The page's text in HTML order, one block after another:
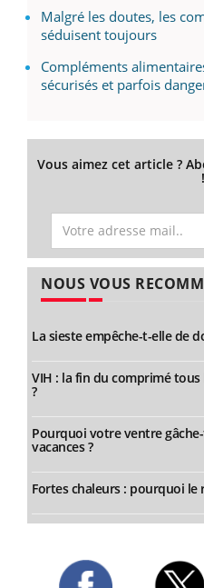
Malgré les doutes, les
séduisent toujours
Compléments
sécurisés et parfois
Vous aimez cet article ?
!
NOUS VOUS
La sieste empêche-t-elle de
VIH : la fin du comprimé
?
Pourquoi votre ventre
vacances ?
Fortes chaleurs : pourquoi le